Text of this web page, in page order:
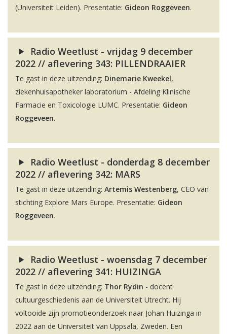
(Universiteit Leiden). Presentatie: Gideon Roggeveen.
Radio Weetlust - vrijdag 9 december
2022 // aflevering 343: PILLENDRAAIER
Te gast in deze uitzending: Dinemarie Kweekel,
ziekenhuisapotheker laboratorium - Afdeling Klinische
Farmacie en Toxicologie LUMC. Presentatie: Gideon
Roggeveen.
Radio Weetlust - donderdag 8 december
2022 // aflevering 342: MARS
Te gast in deze uitzending: Artemis Westenberg, CEO van
stichting Explore Mars Europe. Presentatie: Gideon
Roggeveen.
Radio Weetlust - woensdag 7 december
2022 // aflevering 341: HUIZINGA
Te gast in deze uitzending: Thor Rydin - docent
cultuurgeschiedenis aan de Universiteit Utrecht. Hij
voltooide zijn promotieonderzoek naar Johan Huizinga in
2022 aan de Universiteit van Uppsala, Zweden. Een